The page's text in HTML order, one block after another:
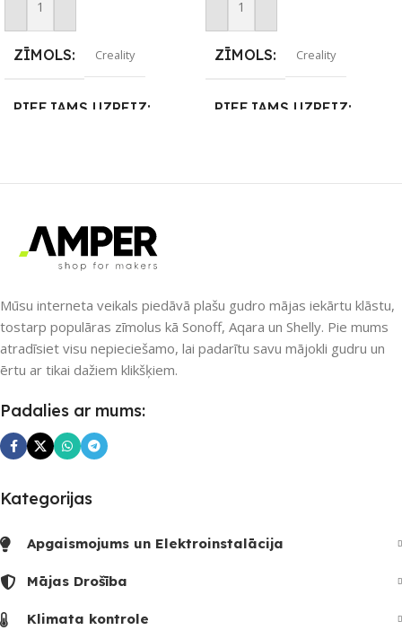
Pievienot Grozam
ZĪMOLS Creality
PIEEJAMS UZREIZ
SKAITS
Pievienot Grozam
ZĪMOLS Creality
PIEEJAMS UZREIZ
Mūsu interneta veikals piedāvā plašu gudro mājas iekārtu klāstu,
tostarp populāras zīmolus kā Sonoff, Aqara un Shelly. Pie mums
atradīsiet visu nepieciešamo, lai padarītu savu mājokli gudru un
ērtu ar tikai dažiem klikšķiem.
Padalies ar mums:
Kategorijas
Apgaismojums un Elektroinstalācija
Mājas Drošība
Klimata kontrole